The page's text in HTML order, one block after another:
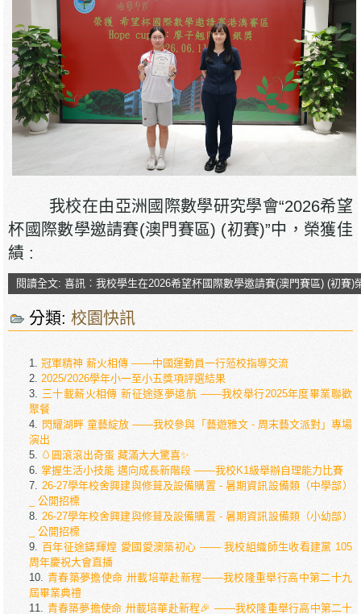
我校在由亞洲國際數學研究學會“2026希望
杯國際數學邀請賽(澳門賽區) (初賽)”中，榮獲佳
績 :
閱讀全文: 喜訊︰我校學生在2026希望杯國際數學邀請賽(澳門賽區) (初賽)
分類:校園快訊
冠軍精神 薪火相傳 ——中國運動員一行蒞校指導交流
2025/2026學年小一至小五獎項評選結果
三十載薪火相傳 新征途逐夢遠航 ——我校舉行2025年度畢業聯歡
聚餐
閃耀湖畔 童藝綻放 ——我校參與「藝遊雅文 - 周末藝文派對」專場
演出
🥚圓滾滾出奇蛋 藏滿大大驚喜✨
掌握生活小技能 邁向成長新階段 ——我校K1級舉辦自理能力比賽
26-27學年校舍興建與修葺及設備購置 - 暑期資訊設備類（中學部）
_ 公開招標
26-27學年校舍興建與修葺及設備購置 - 暑期資訊設備類（小幼部）
_ 公開招標
百年征途鑄輝煌 愛國愛澳築初心 —— 我校組織師生收看建黨 105
周年慶祝大會直播
青春築夢擔使命 卅載培華赴新程——我校隆重舉行高中第二十九
屆畢業典禮
青春築夢擔使命 卅載培華赴新程🎉 ——我校隆重舉行高中第二十